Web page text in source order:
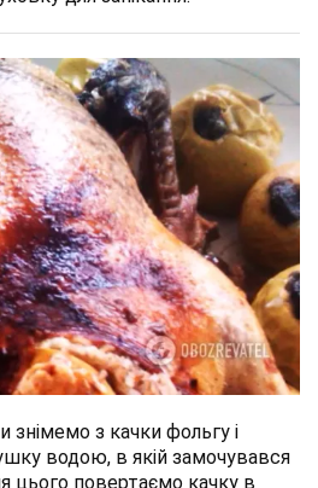
знімемо з качки фольгу і
водою, в якій замочувався
цього повертаємо качку в